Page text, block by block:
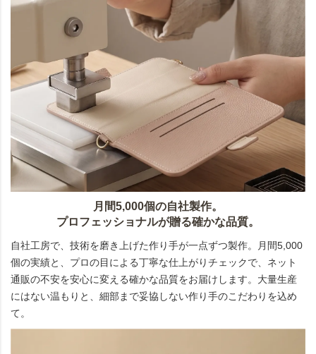
月間5,000個の自社製作。
プロフェッショナルが贈る確かな品質。
自社工房で、技術を磨き上げた作り手が一点ずつ製作。月間5,000
個の実績と、プロの目による丁寧な仕上がりチェックで、ネット
通販の不安を安心に変える確かな品質をお届けします。大量生産
にはない温もりと、細部まで妥協しない作り手のこだわりを込め
て。